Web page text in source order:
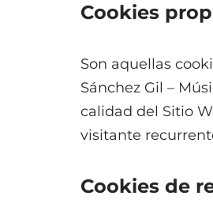
Cookies
Son aquellas
Sánchez Gil –
calidad del Sitio
visitante
Cookies de